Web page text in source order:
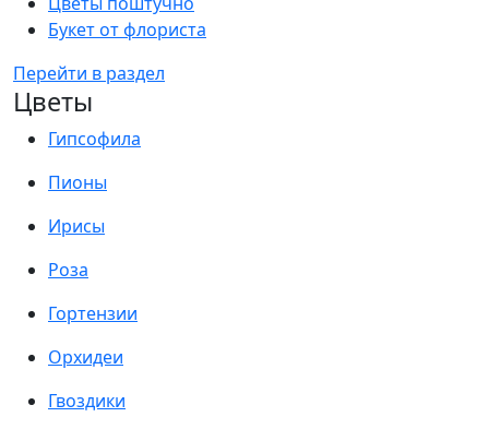
Букет от флориста
Перейти в раздел
Цветы
Гипсофила
Пионы
Ирисы
Роза
Гортензии
Орхидеи
Гвоздики